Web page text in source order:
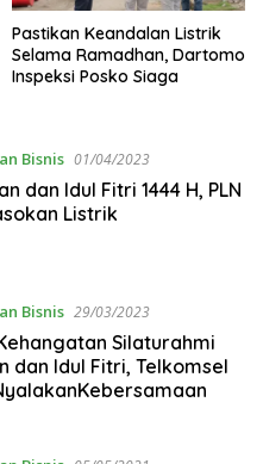
Pastikan Keandalan Listrik
Selama Ramadhan, Dartomo
Inspeksi Posko Siaga
Bisnis 01/04/2023
dan Idul Fitri 1444 H, PLN
Listrik
Bisnis 29/03/2023
Silaturahmi
dan Idul Fitri, Telkomsel